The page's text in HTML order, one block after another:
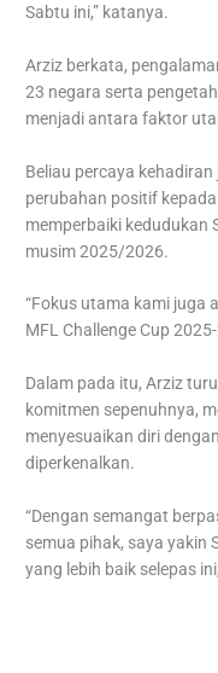
Sabtu ini,” katanya.
Arziz berkata,
23 negara serta
menjadi antara faktor
Beliau percaya
perubahan positif
memperbaiki kedudukan
musim 2025/2026.
“Fokus utama kami juga
MFL Challenge Cup
Dalam pada itu, Arziz
komitmen sepenuhnya,
menyesuaikan diri
diperkenalkan.
“Dengan semangat
semua pihak, saya yakin
yang lebih baik selepas